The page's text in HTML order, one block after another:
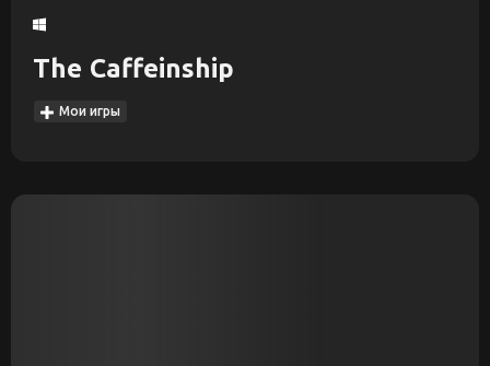
The Caffeinship
Мои игры